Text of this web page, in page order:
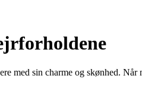
med sin charme og skønhed.